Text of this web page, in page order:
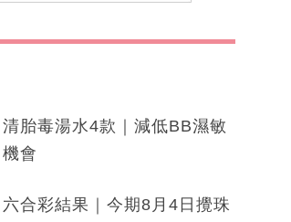
清胎毒湯水4款｜減低BB濕敏
機會
六合彩結果｜今期8月4日攪珠